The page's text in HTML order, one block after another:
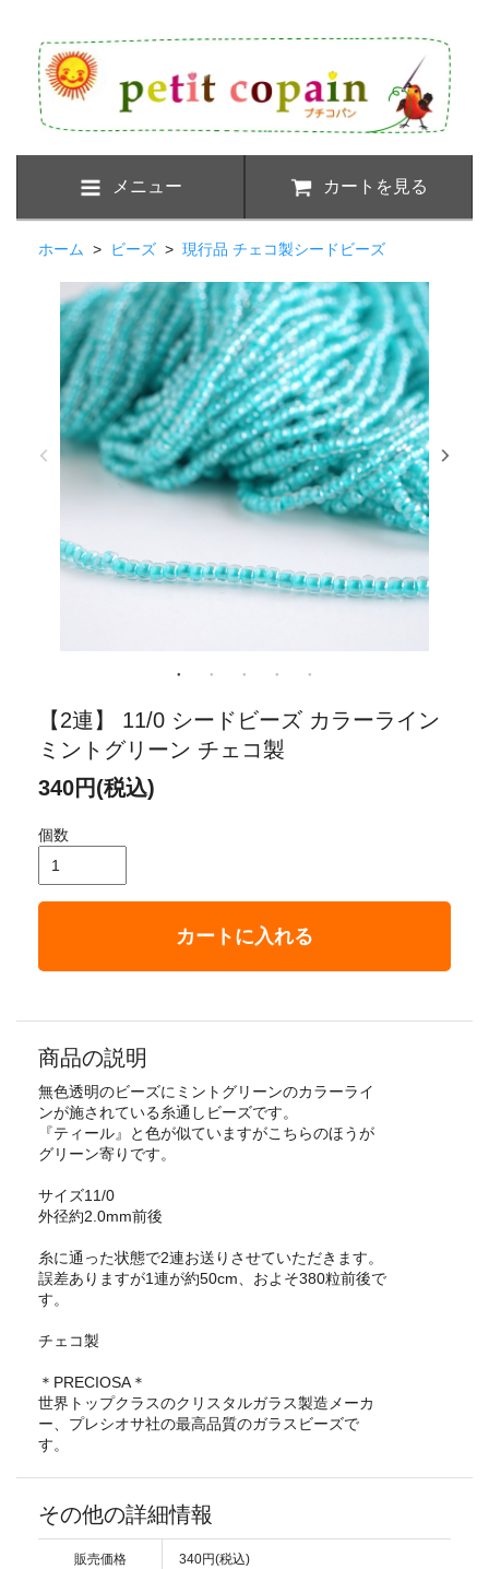
メニュー カートを見る
ホーム > ビーズ > 現行品 チェコ製シードビーズ
【2連】 11/0 シードビーズ カラーライン
ミントグリーン チェコ製
340円(税込)
個数
カートに入れる
商品の説明
無色透明のビーズにミントグリーンのカラーライ
ンが施されている糸通しビーズです。
『ティール』と色が似ていますがこちらのほうが
グリーン寄りです。
サイズ11/0
外径約2.0mm前後
糸に通った状態で2連お送りさせていただきます。
誤差ありますが1連が約50cm、およそ380粒前後で
す。
チェコ製
＊PRECIOSA＊
世界トップクラスのクリスタルガラス製造メーカ
ー、プレシオサ社の最高品質のガラスビーズで
す。
その他の詳細情報
販売価格 340円(税込)